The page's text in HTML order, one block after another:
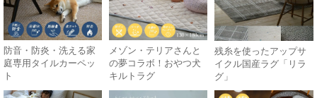
防音・防炎・洗える家
庭専用タイルカーペッ
ト
メゾン・テリアさんと
の夢コラボ！おやつ犬
キルトラグ
残糸を使ったアップサ
イクル国産ラグ「リラ
グ」